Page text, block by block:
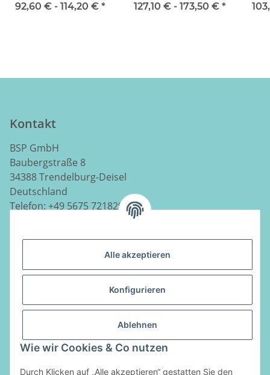
Alle akzeptieren
Konfigurieren
Ablehnen
Wie wir Cookies & Co nutzen
Durch Klicken auf „Alle akzeptieren“ gestatten Sie den
92,60 € - 114,20 € * 127,10 € - 173,50 € *
Kontakt
BSP GmbH
Baubergstraße 8
34388 Trendelburg-Deisel
Deutschland
Telefon: +49 5675 7218290
Informationen
Gesetzliche Informationen